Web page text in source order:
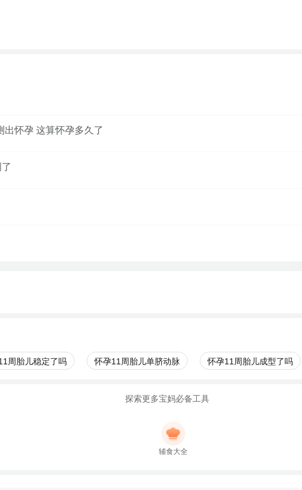
出怀孕 这算怀孕多久了
周胎儿稳定了吗 怀孕11周胎儿单脐动脉 怀孕11周胎儿成型了吗
探索更多宝妈必备工具
辅食大全